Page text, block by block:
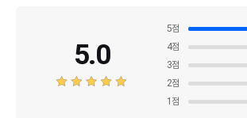
5.0
5점
4점
3점
2점
1 점